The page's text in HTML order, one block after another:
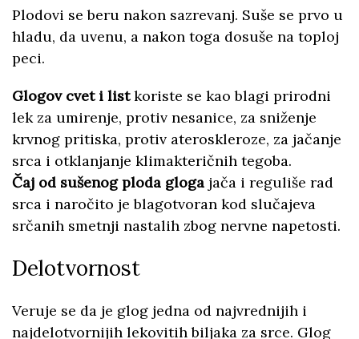
Plodovi se beru nakon sazrevanj. Suše se prvo u
hladu, da uvenu, a nakon toga dosuše na toploj
peci.
Glogov cvet i listkoriste se kao blagi prirodni
lek za umirenje, protiv nesanice, za sniženje
krvnog pritiska, protiv ateroskleroze, za jačanje
srca i otklanjanje klimakteričnih tegoba.
Čaj od sušenog ploda gloga jača i reguliše rad
srca i naročito je blagotvoran kod slučajeva
srčanih smetnji nastalih zbog nervne napetosti.
Delotvornost
Veruje se da je glog jedna od najvrednijih i
najdelotvornijih lekovitih biljaka za srce. Glog